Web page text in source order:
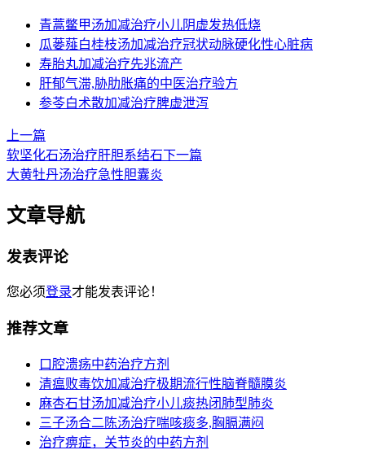
青蒿鳖甲汤加减治疗小儿阴虚发热低烧
瓜蒌薤白桂枝汤加减治疗冠状动脉硬化性心脏病
寿胎丸加减治疗先兆流产
肝郁气滞,胁肋胀痛的中医治疗验方
参苓白术散加减治疗脾虚泄泻
上一篇
软坚化石汤治疗肝胆系结石下一篇
大黄牡丹汤治疗急性胆囊炎
文章导航
发表评论
您必须登录才能发表评论！
推荐文章
口腔溃疡中药治疗方剂
清瘟败毒饮加减治疗极期流行性脑脊髓膜炎
麻杏石甘汤加减治疗小儿痰热闭肺型肺炎
三子汤合二陈汤治疗喘咳痰多,胸膈满闷
治疗痹症，关节炎的中药方剂